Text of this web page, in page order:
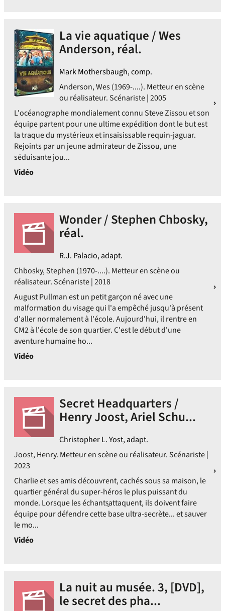
La vie aquatique / Wes
Anderson, réal.
Mark Mothersbaugh, comp.
Anderson, Wes (1969-....). Metteur en scène
ou réalisateur. Scénariste | 2005
L'océanographe mondialement connu Steve Zissou et son
équipe partent pour une ultime expédition dont le but est
la traque du mystérieux et insaisissable requin-jaguar.
Rejoints par un jeune admirateur de Zissou, une
séduisante jou...
Vidéo
Wonder / Stephen Chbosky,
réal.
R.J. Palacio, adapt.
Chbosky, Stephen (1970-....). Metteur en scène ou
réalisateur. Scénariste | 2018
August Pullman est un petit garçon né avec une
malformation du visage qui l'a empêché jusqu'à présent
d'aller normalement à l'école. Aujourd'hui, il rentre en
CM2 à l'école de son quartier. C'est le début d'une
aventure humaine ho...
Vidéo
Secret Headquarters /
Henry Joost, Ariel Schu...
Christopher L. Yost, adapt.
Joost, Henry. Metteur en scène ou réalisateur. Scénariste |
2023
Charlie et ses amis découvrent, cachés sous sa maison, le
quartier général du super-héros le plus puissant du
monde. Lorsque les échants̨attaquent, ils doivent faire
équipe pour défendre cette base ultra-secrète... et sauver
le mo...
Vidéo
La nuit au musée. 3, [DVD],
le secret des pha...